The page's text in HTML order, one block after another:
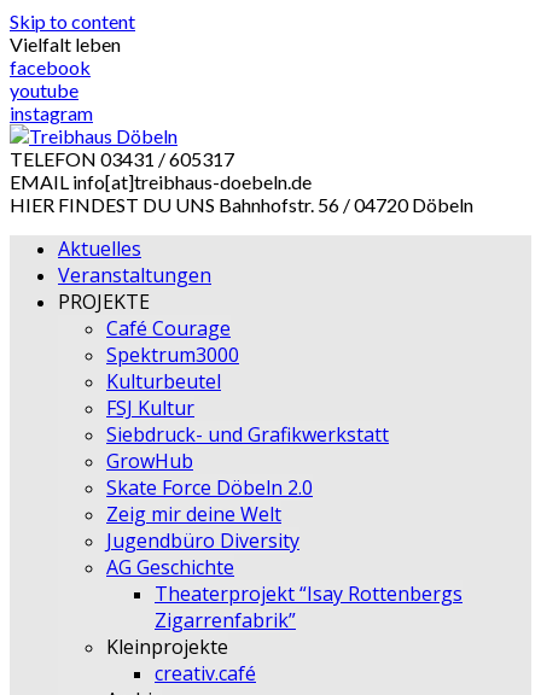
Skip to content
Vielfalt leben
facebook
youtube
instagram
TELEFON 03431 / 605317
EMAIL info[at]treibhaus-doebeln.de
HIER FINDEST DU UNS Bahnhofstr. 56 / 04720 Döbeln
Aktuelles
Veranstaltungen
PROJEKTE
Café Courage
Spektrum3000
Kulturbeutel
FSJ Kultur
Siebdruck- und Grafikwerkstatt
GrowHub
Skate Force Döbeln 2.0
Zeig mir deine Welt
Jugendbüro Diversity
AG Geschichte
Theaterprojekt “Isay Rottenbergs
Zigarrenfabrik”
Kleinprojekte
creativ.café